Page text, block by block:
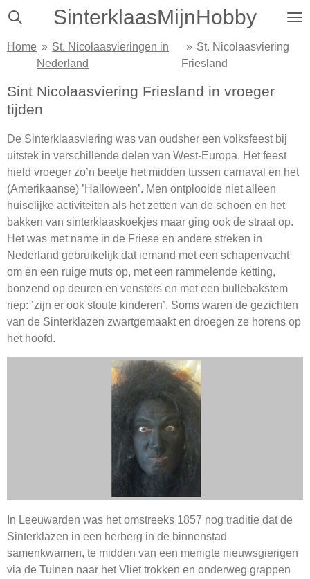
Ga
naar
SinterklaasMijnHobby
Home » St. Nicolaasvieringen in
Nederland
» St. Nicolaasviering
Friesland
Sint Nicolaasviering Friesland in vroeger
tijden
De Sinterklaasviering was van oudsher een volksfeest bij
uitstek in verschillende delen van West-Europa. Het feest
hield vroeger zo’n beetje het midden tussen carnaval en het
(Amerikaanse) ’Halloween’. Men ontplooide niet alleen
huiselijke activiteiten als het zetten van de schoen en het
bakken van sinterklaaskoekjes maar ging ook de straat op.
Het was met name in de Friese en andere streken in
Nederland gebruikelijk dat iemand met een schapenvacht
om en een ruige muts op, met een rammelende ketting,
bonzend op deuren en vensters en met een bullebakstem
riep: ’zijn er ook stoute kinderen’. Soms waren de gezichten
van de Sinterklazen zwartgemaakt en droegen ze horens op
het hoofd.
In Leeuwarden was het omstreeks 1857 nog traditie dat de
Sinterklazen in een herberg in de binnenstad
samenkwamen, te midden van een menigte nieuwsgierigen
via de Tuinen naar het Vliet trokken en onderweg grappen